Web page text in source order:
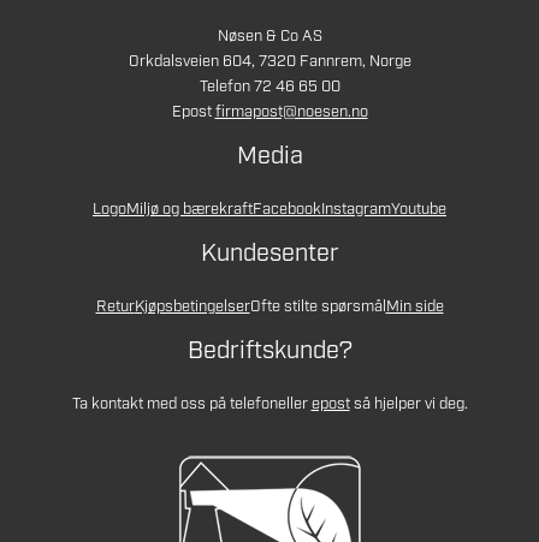
Nøsen & Co AS
Orkdalsveien 604, 7320 Fannrem, Norge
Telefon 72 46 65 00
Epostfirmapost@noesen.no
Media
LogoMiljø og bærekraftFacebookInstagramYoutube
Kundesenter
ReturKjøpsbetingelserOfte stilte spørsmålMin side
Bedriftskunde?
Ta kontakt med oss på telefonellerepostså hjelper vi deg.